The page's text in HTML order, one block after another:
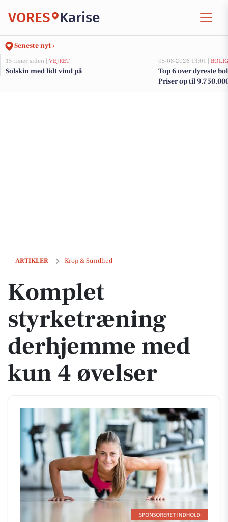
VORES Karise
Seneste nyt ›
15 timer siden | VEJRET
Solskin med lidt vind på
05-08-2026 13:01 |
Top 6 over dyreste
Priser op til
ARTIKLER Krop & Sundhed
Komplet styrketræning derhjemme med kun 4 øvelser
Komplet
styrketræning
derhjemme med
kun 4 øvelser